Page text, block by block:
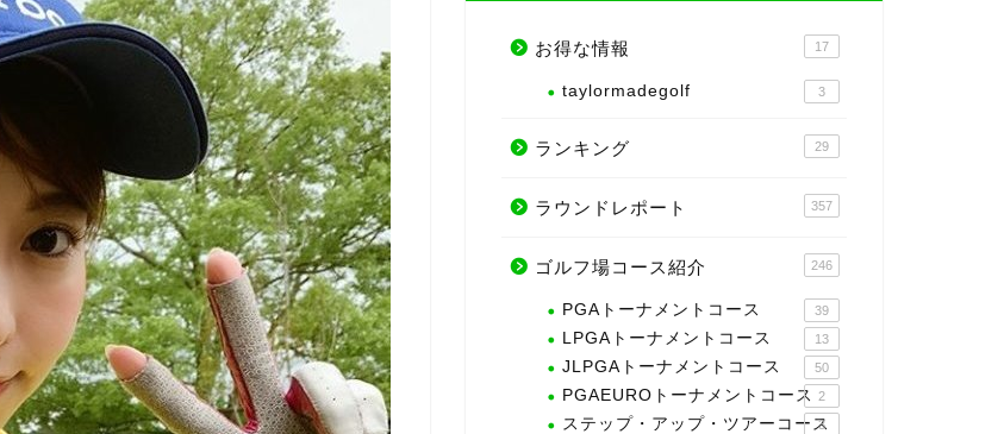
お得な情報 17
taylormadegolf 3
ランキング 29
ラウンドレポート 357
ゴルフ場コース紹介 246
PGAトーナメントコース 39
LPGAトーナメントコース 13
JLPGAトーナメントコース 50
PGAEUROトーナメントコース 2
ステップ・アップ・ツアーコース
3